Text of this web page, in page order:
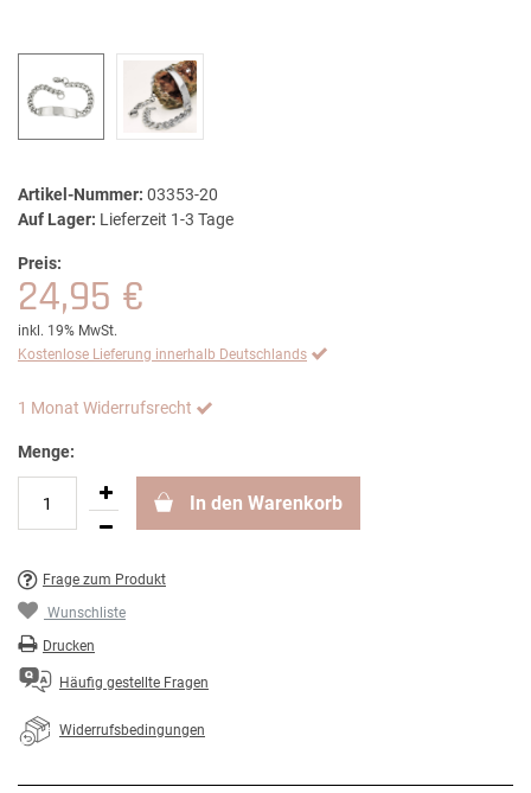
Artikel-Nummer: 03353-20
Auf Lager: Lieferzeit 1-3 Tage
Preis:
24,95 €
inkl. 19% MwSt.
Kostenlose Lieferung innerhalb Deutschlands
1 Monat Widerrufsrecht
Menge:
In den Warenkorb
Frage zum Produkt
Wunschliste
Drucken
Häufig gestellte Fragen
Widerrufsbedingungen